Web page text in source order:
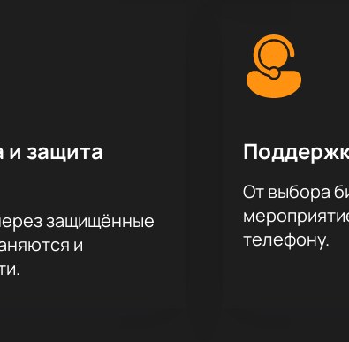
и защита
защищённые
и
От выбора
телефону.